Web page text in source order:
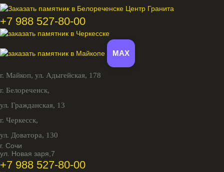
+7 988 527-80-00
MAX
г. Майкоп, ул. Адыгейская, 178
г. Белореченск,
ул. Гражданская, 13
г. Черкесск,
ул. Доватора, 130
г. Сочи
ул. Новая заря,7
+7 988 527-80-00